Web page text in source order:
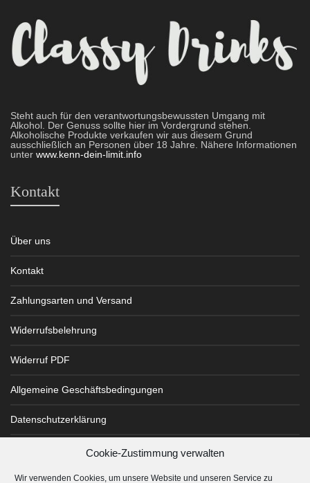
Cookie-Zustimmung verwalten
Wir verwenden Cookies, um unsere Website und unseren Service zu
Steht auch für den verantwortungsbewussten Umgang mit
Alkohol. Der Genuss sollte hier im Vordergrund stehen.
Alkoholische Produkte verkaufen wir aus diesem Grund
ausschließlich an Personen über 18 Jahre. Nähere Informationen
unter www.kenn-dein-limit.info
Kontakt
Über uns
Kontakt
Zahlungsarten und Versand
Widerrufsbelehrung
Widerruf PDF
Allgemeine Geschäftsbedingungen
Datenschutzerklärung
Cookie-Richtlinie (EU)